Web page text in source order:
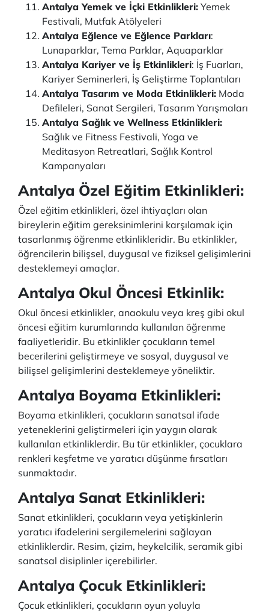
Antalya Yemek ve İçki Etkinlikleri: Yemek
Festivali, Mutfak Atölyeleri
Antalya Eğlence ve Eğlence Parkları:
Lunaparklar, Tema Parklar, Aquaparklar
Antalya Kariyer ve İş Etkinlikleri: İş Fuarları,
Kariyer Seminerleri, İş Geliştirme Toplantıları
Antalya Tasarım ve Moda Etkinlikleri: Moda
Defileleri, Sanat Sergileri, Tasarım Yarışmaları
Antalya Sağlık ve Wellness Etkinlikleri:
Sağlık ve Fitness Festivali, Yoga ve
Meditasyon Retreatlari, Sağlık Kontrol
Kampanyaları
Antalya Özel Eğitim Etkinlikleri:
Özel eğitim etkinlikleri, özel ihtiyaçları olan
bireylerin eğitim gereksinimlerini karşılamak için
tasarlanmış öğrenme etkinlikleridir. Bu etkinlikler,
öğrencilerin bilişsel, duygusal ve fiziksel gelişimlerini
desteklemeyi amaçlar.
Antalya Okul Öncesi Etkinlik:
Okul öncesi etkinlikler, anaokulu veya kreş gibi okul
öncesi eğitim kurumlarında kullanılan öğrenme
faaliyetleridir. Bu etkinlikler çocukların temel
becerilerini geliştirmeye ve sosyal, duygusal ve
bilişsel gelişimlerini desteklemeye yöneliktir.
Antalya Boyama Etkinlikleri:
Boyama etkinlikleri, çocukların sanatsal ifade
yeteneklerini geliştirmeleri için yaygın olarak
kullanılan etkinliklerdir. Bu tür etkinlikler, çocuklara
renkleri keşfetme ve yaratıcı düşünme fırsatları
sunmaktadır.
Antalya Sanat Etkinlikleri:
Sanat etkinlikleri, çocukların veya yetişkinlerin
yaratıcı ifadelerini sergilemelerini sağlayan
etkinliklerdir. Resim, çizim, heykelcilik, seramik gibi
sanatsal disiplinler içerebilirler.
Antalya Çocuk Etkinlikleri:
Çocuk etkinlikleri, çocukların oyun yoluyla